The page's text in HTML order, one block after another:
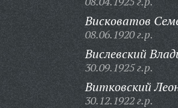
Висковатов
08.06.1920 г.р.
Вислевский
30.09.1925 г.р.
Витковский
30.12.1922 г.р.